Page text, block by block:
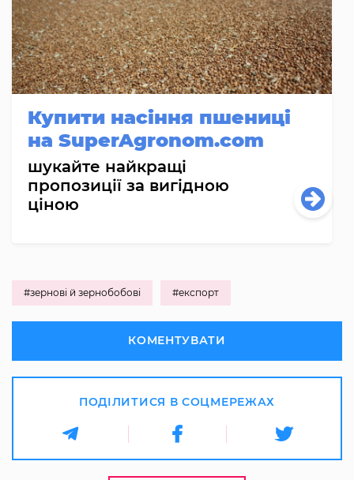
Купити насіння пшениці
на SuperAgronom.com
шукайте найкращі
пропозиції за вигідною
ціною
#зернові й зернобобові #експорт
КОМЕНТУВАТИ
ПОДІЛИТИСЯ В СОЦМЕРЕЖАХ